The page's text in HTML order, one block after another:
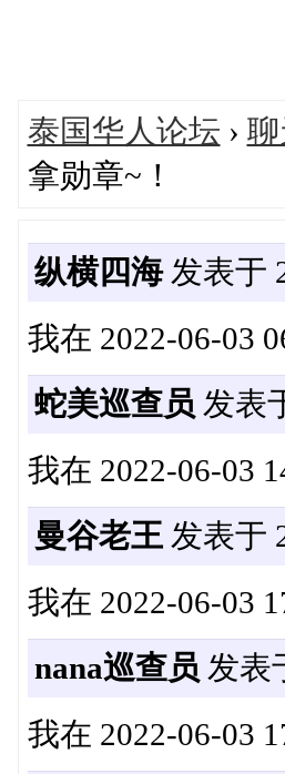
泰国华人论坛 ›
拿勋章~！
纵横四海发表于
我在 2022-06-03
蛇美巡查员 发表
我在 2022-06-03
曼谷老王发表于
我在 2022-06-03
nana巡查员 发表
我在 2022-06-03